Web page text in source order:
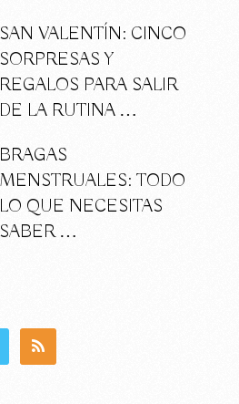
SAN VALENTÍN: CINCO
SORPRESAS Y
REGALOS PARA SALIR
DE LA RUTINA …
BRAGAS
MENSTRUALES: TODO
LO QUE NECESITAS
SABER …